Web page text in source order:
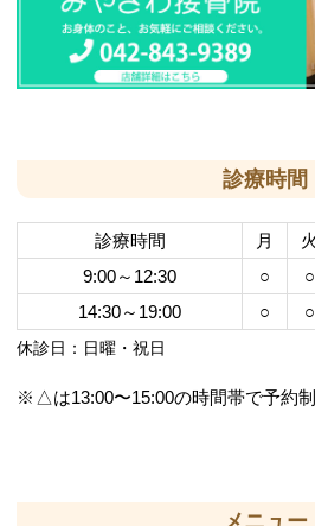
診療時間
診療時間 月 火
9:00～12:30
○ ○
14:30～19:00
○ ○
休診日：日曜・祝日
△は13:00〜15:00の時間帯で予約制
メニュー